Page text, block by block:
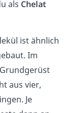
als Chelat
ist ähnlich
Im
Grundgerüst
aus vier,
Je